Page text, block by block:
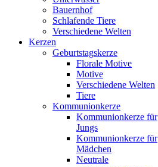
Bauernhof
Schlafende Tiere
Verschiedene Welten
Kerzen
Geburtstagskerze
Florale Motive
Motive
Verschiedene Welten
Tiere
Kommunionkerze
Kommunionkerze für
Jungs
Kommunionkerze für
Mädchen
Neutrale